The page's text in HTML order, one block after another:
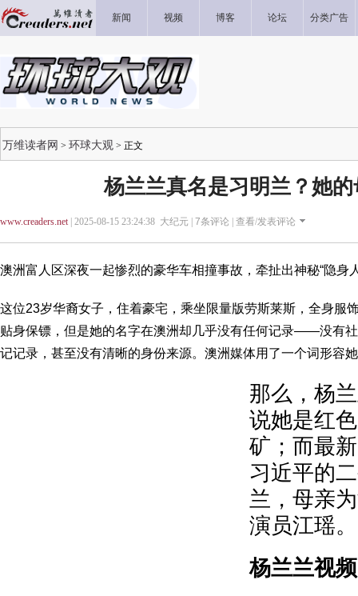
新闻 视频 博客 论坛 分类广告
万维读者网 > 环球大观 > 正文
杨兰兰真名是习明兰？她
www.creaders.net| 2025-08-15 23:24:38 大纪元 | 7条评论 | 查看/发表评论
澳洲富人区深夜一起惨烈的豪华车相撞事故，牵扯出神秘“隐身
这位23岁华裔女子，住着豪宅，乘坐限量版劳斯莱斯，全身服
贴身保镖，但是她的名字在澳洲却几乎没有任何记录——没有
记记录，甚至没有清晰的身份来源。澳洲媒体用了一个词形容她
那么，杨
说她是红
矿；而最
习近平的
兰，母亲
演员江瑶。
杨兰兰视